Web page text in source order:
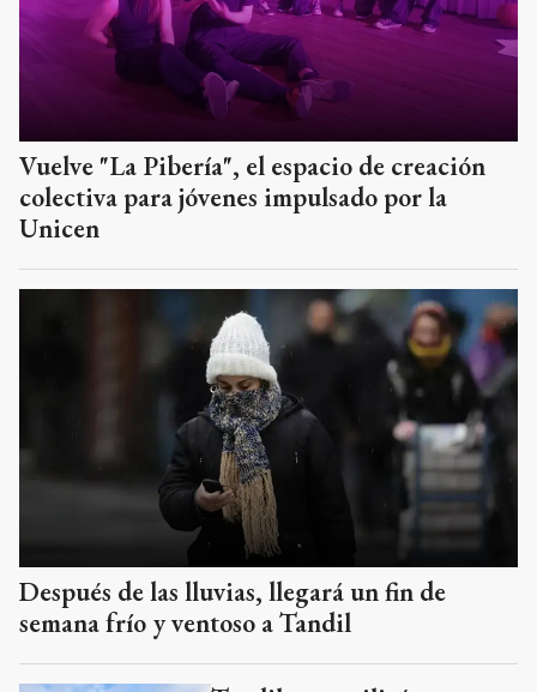
Vuelve "La Pibería", el espacio de creación
colectiva para jóvenes impulsado por la
Unicen
Después de las lluvias, llegará un fin de
semana frío y ventoso a Tandil